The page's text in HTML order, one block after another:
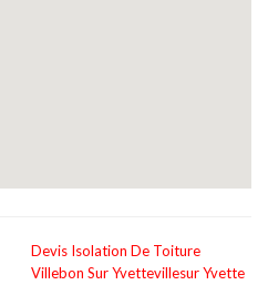
Devis Isolation De Toiture
Villebon Sur Yvettevillesur Yvette